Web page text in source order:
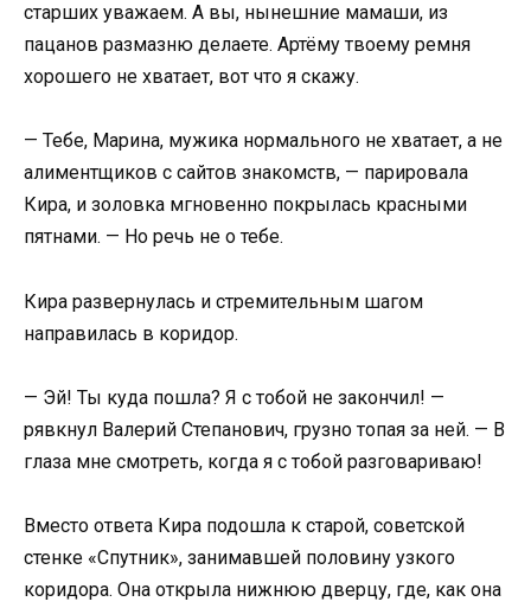
старших уважаем. А вы, нынешние мамаши, из
пацанов размазню делаете. Артёму твоему ремня
хорошего не хватает, вот что я скажу.
— Тебе, Марина, мужика нормального не хватает, а не
алиментщиков с сайтов знакомств, — парировала
Кира, и золовка мгновенно покрылась красными
пятнами. — Но речь не о тебе.
Кира развернулась и стремительным шагом
направилась в коридор.
— Эй! Ты куда пошла? Я с тобой не закончил! —
рявкнул Валерий Степанович, грузно топая за ней. — В
глаза мне смотреть, когда я с тобой разговариваю!
Вместо ответа Кира подошла к старой, советской
стенке «Спутник», занимавшей половину узкого
коридора. Она открыла нижнюю дверцу, где, как она